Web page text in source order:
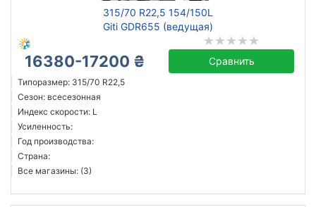
315/70 R22,5 154/150L
Giti GDR655 (ведущая)
16380-17200 ₴ Сравнить
Типоразмер: 315/70 R22,5
Сезон: всесезонная
Индекс скорости: L
Усиленность:
Год производства:
Страна:
Все магазины: (3)